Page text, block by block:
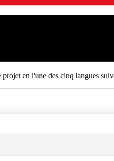
en l'une des cinq langues